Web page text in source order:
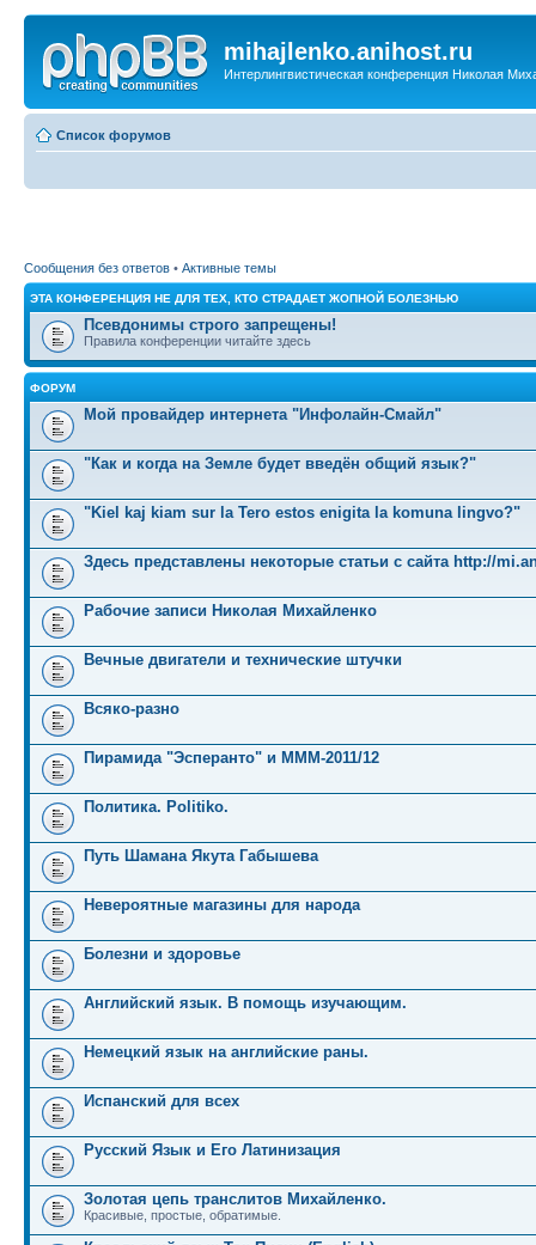
mihajlenko.anihost.ru
Интерлингвистическая конференция Николая
Список форумов
Сообщения без ответов • Активные темы
ЭТА КОНФЕРЕНЦИЯ НЕ ДЛЯ ТЕХ, КТО СТРАДАЕТ ЖОПНОЙ БОЛЕЗНЬЮ
Псевдонимы строго запрещены!
Правила конференции читайте здесь
ФОРУМ
Мой провайдер интернета "Инфолайн-Смайл"
"Как и когда на Земле будет введён общий язык?"
"Kiel kaj kiam sur la Tero estos enigita la komuna lingvo?"
Здесь представлены некоторые статьи с сайта http://
Рабочие записи Николая Михайленко
Вечные двигатели и технические штучки
Всяко-разно
Пирамида "Эсперанто" и MMM-2011/12
Политика. Politiko.
Путь Шамана Якута Габышева
Невероятные магазины для народа
Болезни и здоровье
Английский язык. В помощь изучающим.
Немецкий язык на английские раны.
Испанский для всех
Русский Язык и Его Латинизация
Золотая цепь транслитов Михайленко.
Красивые, простые, обратимые.